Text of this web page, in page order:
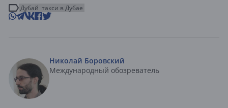
Дубай такси в Дубае
Николай Боровский
Международный обозреватель